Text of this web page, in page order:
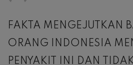
FAKTA MENGEJUTKAN
ORANG INDONESIA
PENYAKIT INI DAN